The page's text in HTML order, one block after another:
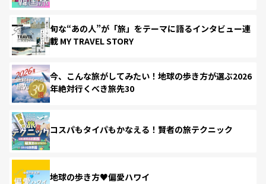
旬な“あの人”が「旅」をテーマに語るインタビュー連
載 MY TRAVEL STORY
今、こんな旅がしてみたい！地球の歩き方が選ぶ2026
年絶対行くべき旅先30
コスパもタイパもかなえる！賢者の旅テクニック
地球の歩き方♥偏愛ハワイ